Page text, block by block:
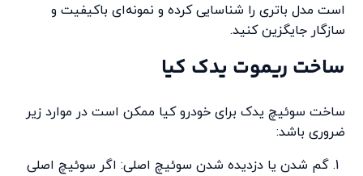
است مدل باتری را شناسایی کرده و نمونه‌ای باکیفیت و
سازگار جایگزین کنید.
ساخت ریموت یدک کیا
ساخت سوئیچ یدک برای خودرو کیا ممکن است در موارد زیر
ضروری باشد:
گم شدن یا دزدیده شدن سوئیچ اصلی: اگر سوئیچ اصلی